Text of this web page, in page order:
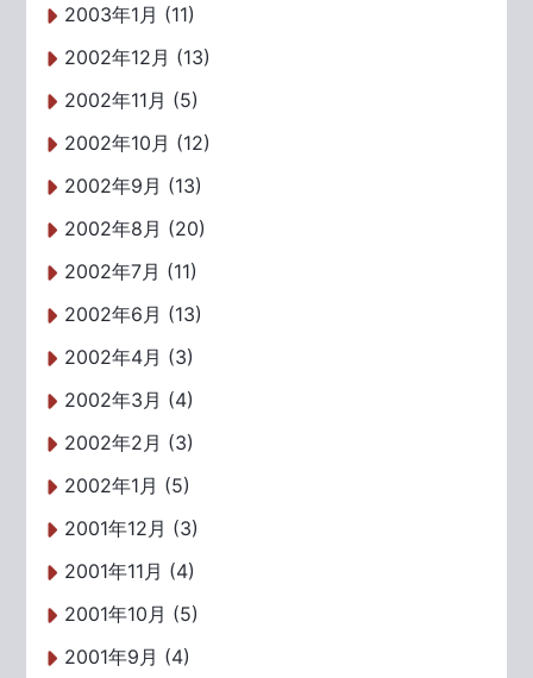
2003年1月 (11)
2002年12月 (13)
2002年11月 (5)
2002年10月 (12)
2002年9月 (13)
2002年8月 (20)
2002年7月 (11)
2002年6月 (13)
2002年4月 (3)
2002年3月 (4)
2002年2月 (3)
2002年1月 (5)
2001年12月 (3)
2001年11月 (4)
2001年10月 (5)
2001年9月 (4)